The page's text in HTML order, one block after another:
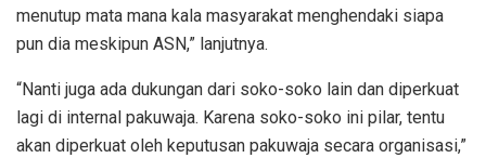
menutup mata mana kala masyarakat menghendaki siapa
pun dia meskipun ASN,” lanjutnya.
“Nanti juga ada dukungan dari soko-soko lain dan diperkuat
lagi di internal pakuwaja. Karena soko-soko ini pilar, tentu
akan diperkuat oleh keputusan pakuwaja secara organisasi,”